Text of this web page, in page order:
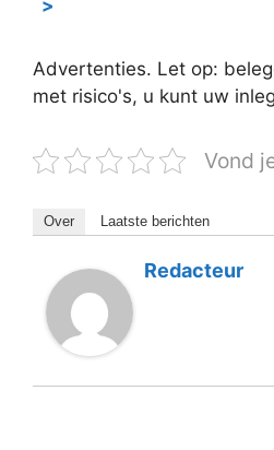
>
Advertenties. Let op:
met risico's, u kunt uw
Vond
Over Laatste berichten
Redacteur